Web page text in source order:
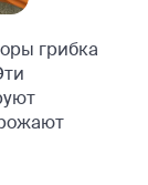
грибка